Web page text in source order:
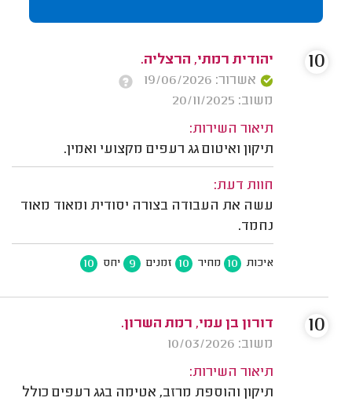
יהודית רמתי, הרצליה.
אשרור: 19/06/2026
משוב: 20/11/2025
תיאור השירות:
תיקון ואיטום גג רעפים מקצועי ואמין.
חוות דעת:
עשה את העבודה בצורה יסודית ומאוד מאוד
נחמד.
איכות 10 מחיר 10 זמנים 9 יחס 10
10
דורון בן עמי, רמת השרון.
משוב: 10/03/2026
תיאור השירות:
תיקון והוספת מרזב, אטימה בגג רעפים כולל
10